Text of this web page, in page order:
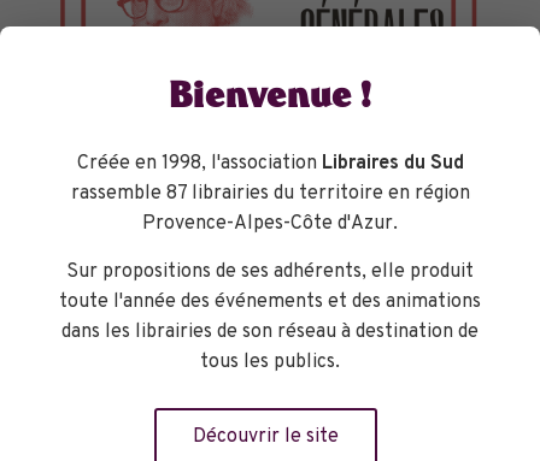
Bienvenue !
Créée en 1998, l'association Libraires du Sud
rassemble 87 librairies du territoire en région
Provence-Alpes-Côte d'Azur.
Sur propositions de ses adhérents, elle produit
toute l'année des événements et des animations
dans les librairies de son réseau à destination de
tous les publics.
Découvrir le site